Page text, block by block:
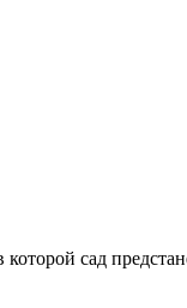
сад